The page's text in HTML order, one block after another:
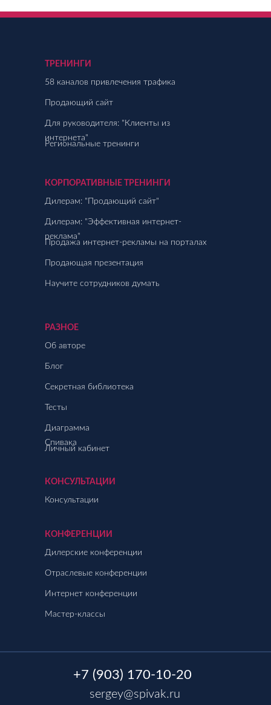
КОНФЕРЕНЦИИ
ТРЕНИНГИ
КОРПОРАТИВНЫЕ ТРЕНИНГИ
КОНСУЛЬТАЦИИ
РАЗНОЕ
58 каналов привлечения трафика
Продающий сайт
Для руководителя: "Клиенты из
интернета"
Региональные тренинги
Дилерам: "Продающий сайт"
Дилерам: "Эффективная интернет-
реклама"
Продажа интернет-рекламы на порталах
Продающая презентация
Научите сотрудников думать
Консультации
Дилерские конференции
Отраслевые конференции
Интернет конференции
Мастер-классы
Об авторе
Блог
Секретная библиотека
Тесты
Диаграмма
Спивака
Личный кабинет
+7 (903) 170-10-20
sergey@spivak.ru